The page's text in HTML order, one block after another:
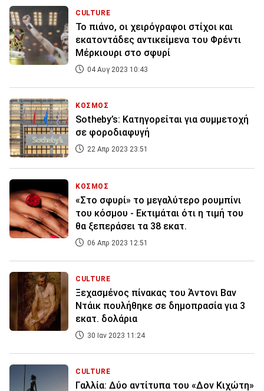
CULTURE
Το πιάνο, οι χειρόγραφοι στίχοι και
εκατοντάδες αντικείμενα του Φρέντι
Μέρκιουρι στο σφυρί
04 Αυγ 2023 10:43
ΚΟΣΜΟΣ
Sotheby’s: Κατηγορείται για συμμετοχή
σε φοροδιαφυγή
22 Απρ 2023 23:51
ΚΟΣΜΟΣ
«Στο σφυρί» το μεγαλύτερο ρουμπίνι
του κόσμου - Εκτιμάται ότι η τιμή του
θα ξεπεράσει τα 38 εκατ.
06 Απρ 2023 12:51
CULTURE
Ξεχασμένος πίνακας του Άντονι Βαν
Ντάικ πουλήθηκε σε δημοπρασία για 3
εκατ. δολάρια
30 Ιαν 2023 11:24
CULTURE
Γαλλία: Δύο αντίτυπα του «Δον Κιχώτη»